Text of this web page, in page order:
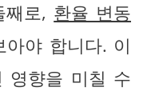
로, 환율 변동
야 합니다. 이
영향을 미칠 수